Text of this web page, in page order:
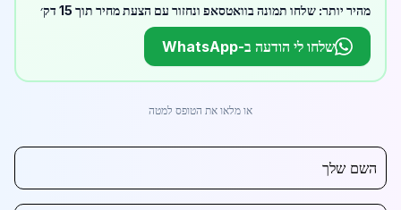
מהיר יותר: שלחו תמונה בוואטסאפ ונחזור עם הצעת מחיר תוך 15 דק׳
שלחו לי הודעה ב-WhatsApp
או מלאו את הטופס למטה